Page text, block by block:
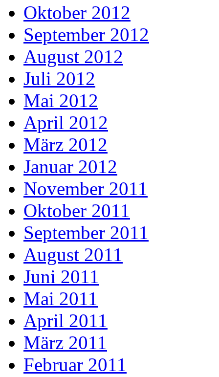
Oktober 2012
September 2012
August 2012
Juli 2012
Mai 2012
April 2012
März 2012
Januar 2012
November 2011
Oktober 2011
September 2011
August 2011
Juni 2011
Mai 2011
April 2011
März 2011
Februar 2011